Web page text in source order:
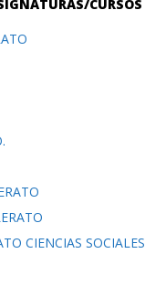
CURSOS
CIENCIAS SOCIALES